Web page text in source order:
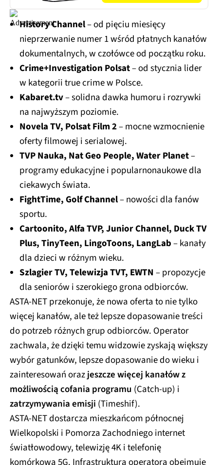
History Channel– od pięciu miesięcy
nieprzerwanie numer 1 wśród płatnych kanałów
dokumentalnych, w czołówce od początku roku.
Crime+Investigation Polsat– od stycznia lider
w kategorii true crime w Polsce.
Kabaret.tv– solidna dawka humoru i rozrywki
na najwyższym poziomie.
Novela TV, Polsat Film 2– mocne wzmocnienie
oferty filmowej i serialowej.
TVP Nauka, Nat Geo People, Water Planet–
programy edukacyjne i popularnonaukowe dla
ciekawych świata.
FightTime, Golf Channel– nowości dla fanów
sportu.
Cartoonito, Alfa TVP, Junior Channel, Duck TV
Plus, TinyTeen, LingoToons, LangLab– kanały
dla dzieci w różnym wieku.
Szlagier TV, Telewizja TVT, EWTN– propozycje
dla seniorów i szerokiego grona odbiorców.
ASTA-NET przekonuje, że nowa oferta to nie tylko
więcej kanałów, ale też lepsze dopasowanie treści
do potrzeb różnych grup odbiorców. Operator
zachwala, że dzięki temu widzowie zyskają większy
wybór gatunków, lepsze dopasowanie do wieku i
zainteresowań orazjeszcze więcej kanałów z
możliwością cofania programu (Catch-up) i
zatrzymywania emisji (Timeshif).
ASTA-NET dostarcza mieszkańcom północnej
Wielkopolski i Pomorza Zachodniego internet
światłowodowy, telewizję 4K i telefonię